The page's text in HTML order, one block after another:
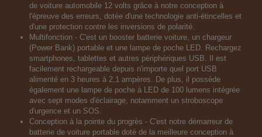
de voiture automobile 12 volts grâce à notre conception à
l'épreuve des erreurs, dotée d'une technologie anti-étincelles et
d'une protection contre les inversions de polarité.
Multifonction - C'est un booster batterie voiture, un chargeur
(Power Bank) portable et une lampe de poche LED. Rechargez
smartphones, tablettes et autres périphériques USB. Il est
facilement rechargeable depuis n'importe quel port USB
alimenté en 3 heures à 2,1 ampères. De plus, il possède
également une lampe de poche à LED de 100 lumens intégrée
avec sept modes d'éclairage, notamment un stroboscope
d'urgence et un SOS.
Conception à la pointe du progrès - C'est notre démarreur de
batterie de voiture portable doté de la meilleure conception à